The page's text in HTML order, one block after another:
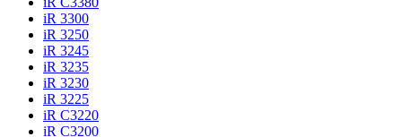
iR 3300
iR 3250
iR 3245
iR 3235
iR 3230
iR 3225
iR C3220
iR C3200